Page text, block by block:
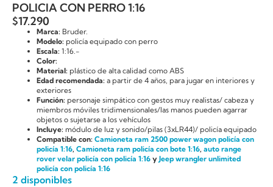
POLICIA CON PERRO 1:16
$17.290
Marca: Bruder.
Modelo: policía equipado con perro
Escala: 1:16.-
Color:
Material: plástico de alta calidad como ABS
Edad recomendada: a partir de 4 años, para jugar en interiores y
exteriores
Función: personaje simpático con gestos muy realistas/ cabeza y
miembros móviles tridimensionales/las manos pueden agarrar
objetos o sujetarse a los vehículos
Incluye: módulo de luz y sonido/pilas (3xLR44)/ policía equipado
Compatible con: Camioneta ram 2500 power wagon policía con
policía 1:16, Camioneta ram policía con bote 1:16, auto range
rover velar policía con policía 1:16 y Jeep wrangler unlimited
policía con policía 1:16
2 disponibles